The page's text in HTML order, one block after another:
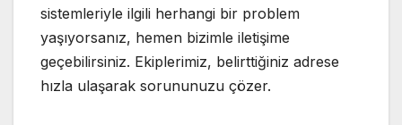
sistemleriyle ilgili herhangi bir problem
yaşıyorsanız, hemen bizimle iletişime
geçebilirsiniz. Ekiplerimiz, belirttiğiniz adrese
hızla ulaşarak sorununuzu çözer.